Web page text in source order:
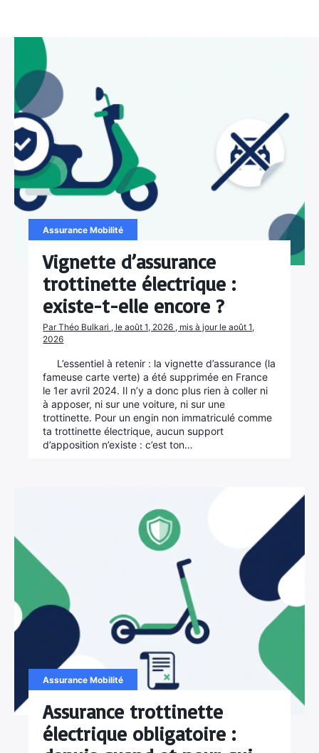
Assurance Mobilité
Vignette d’assurance
trottinette électrique :
existe-t-elle encore ?
Par Théo Bulkari , le août 1, 2026 , mis à jour le août 1,
2026
L’essentiel à retenir : la vignette d’assurance (la
fameuse carte verte) a été supprimée en France
le 1er avril 2024. Il n’y a donc plus rien à coller ni
à apposer, ni sur une voiture, ni sur une
trottinette. Pour un engin non immatriculé comme
ta trottinette électrique, aucun support
d’apposition n’existe : c’est ton…
Assurance Mobilité
Assurance trottinette
électrique obligatoire :